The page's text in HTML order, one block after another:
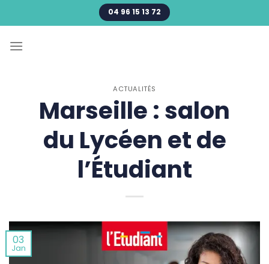
au
04 96 15 13 72
ACTUALITÉS
Marseille : salon
du Lycéen et de
l’Étudiant
03
Jan